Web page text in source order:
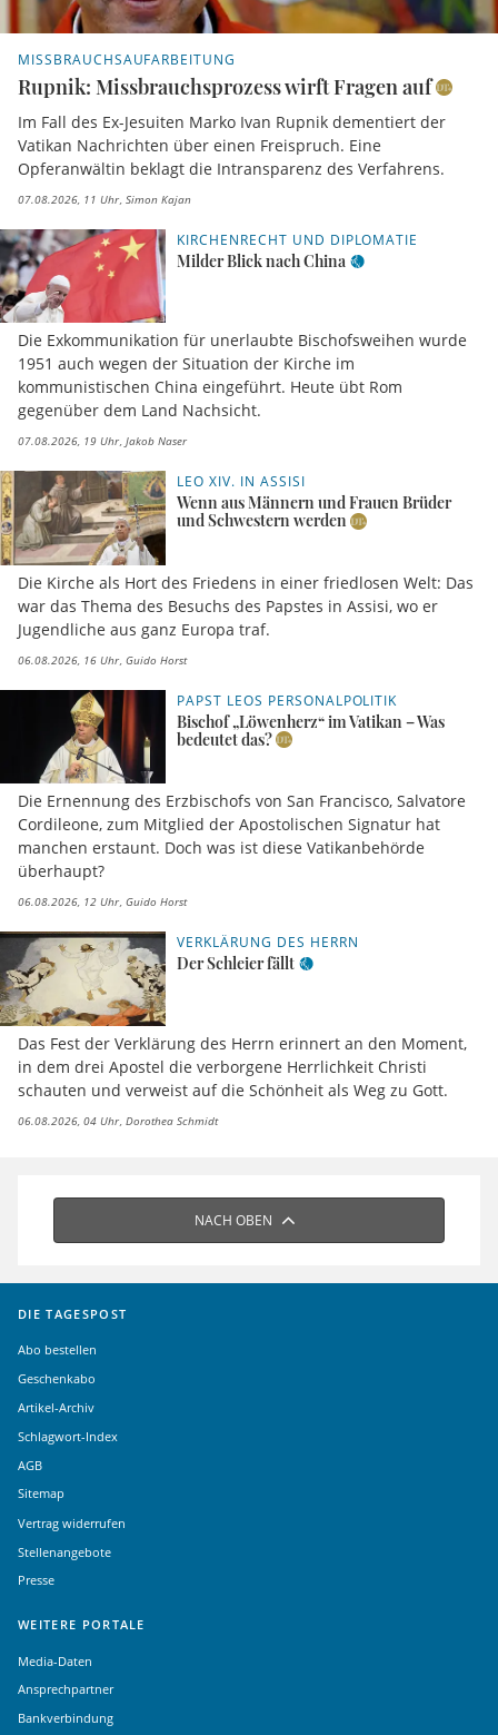
MISSBRAUCHSAUFARBEITUNG
Rupnik: Missbrauchsprozess wirft Fragen auf
Im Fall des Ex-Jesuiten Marko Ivan Rupnik dementiert der
Vatikan Nachrichten über einen Freispruch. Eine
Opferanwältin beklagt die Intransparenz des Verfahrens.
07.08.2026, 11 Uhr Simon Kajan
KIRCHENRECHT UND DIPLOMATIE
Milder Blick nach China
Die Exkommunikation für unerlaubte Bischofsweihen wurde
1951 auch wegen der Situation der Kirche im
kommunistischen China eingeführt. Heute übt Rom
gegenüber dem Land Nachsicht.
07.08.2026, 19 Uhr Jakob Naser
LEO XIV. IN ASSISI
Wenn aus Männern und Frauen Brüder
und Schwestern werden
Die Kirche als Hort des Friedens in einer friedlosen Welt: Das
war das Thema des Besuchs des Papstes in Assisi, wo er
Jugendliche aus ganz Europa traf.
06.08.2026, 16 Uhr Guido Horst
PAPST LEOS PERSONALPOLITIK
Bischof „Löwenherz“ im Vatikan – Was
bedeutet das?
Die Ernennung des Erzbischofs von San Francisco, Salvatore
Cordileone, zum Mitglied der Apostolischen Signatur hat
manchen erstaunt. Doch was ist diese Vatikanbehörde
überhaupt?
06.08.2026, 12 Uhr Guido Horst
VERKLÄRUNG DES HERRN
Der Schleier fällt
Das Fest der Verklärung des Herrn erinnert an den Moment,
in dem drei Apostel die verborgene Herrlichkeit Christi
schauten und verweist auf die Schönheit als Weg zu Gott.
06.08.2026, 04 Uhr Dorothea Schmidt
NACH OBEN
DIE TAGESPOST
Abo bestellen
Geschenkabo
Artikel-Archiv
Schlagwort-Index
AGB
Sitemap
Vertrag widerrufen
Stellenangebote
Presse
WEITERE PORTALE
Media-Daten
Ansprechpartner
Bankverbindung